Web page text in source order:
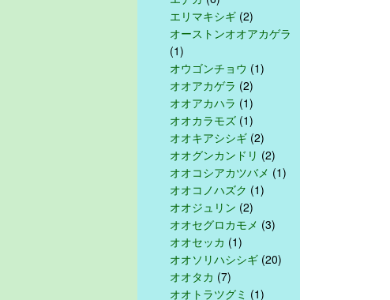
エリマキシギ (2)
オーストンオオアカゲラ
(1)
オウゴンチョウ (1)
オオアカゲラ (2)
オオアカハラ (1)
オオカラモズ (1)
オオキアシシギ (2)
オオグンカンドリ (2)
オオコシアカツバメ (1)
オオコノハズク (1)
オオジュリン (2)
オオセグロカモメ (3)
オオセッカ (1)
オオソリハシシギ (20)
オオタカ (7)
オオトラツグミ (1)